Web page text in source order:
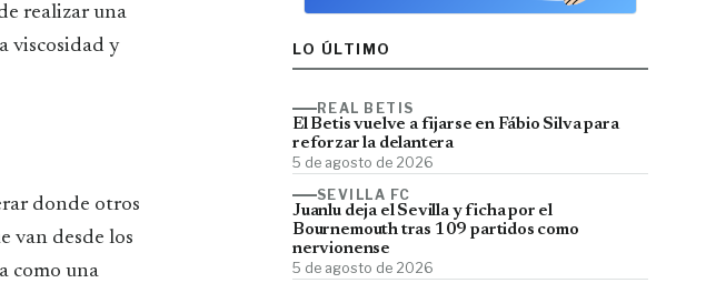
realizar una
viscosidad y
donde otros
van desde los
como una
LO ÚLTIMO
REAL BETIS
El Betis vuelve a fijarse en Fábio Silva para
reforzar la delantera
5 de agosto de 2026
SEVILLA FC
Juanlu deja el Sevilla y ficha por el
Bournemouth tras 109 partidos como
nervionense
5 de agosto de 2026